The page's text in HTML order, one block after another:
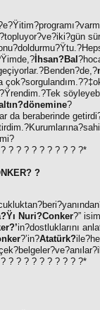
İhsan?Bal
?
da beraberinde
? ? ? ? ? ? ? ? ? ?*
? ?
Nuri?Conker?”
in?dostluklarını
?’in?Atatürk?
? ? ? ? ? ? ? ? ? ?*